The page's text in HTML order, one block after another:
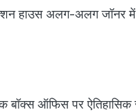
हाउस अलग-अलग जॉनर में
बॉक्स ऑफिस पर ऐतिहासिक